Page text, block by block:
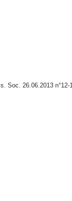
Soc. 26.06.2013 n°12-